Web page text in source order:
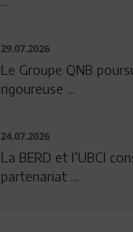
29.07.2026
Le Groupe QNB
rigoureuse ...
24.07.2026
La BERD et l’UBCI
partenariat ...